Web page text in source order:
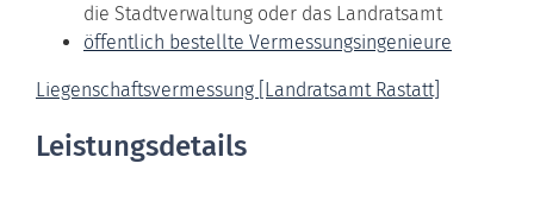
die Stadtverwaltung oder das Landratsamt
öffentlich bestellte Vermessungsingenieure
Liegenschaftsvermessung [Landratsamt Rastatt]
Leistungsdetails